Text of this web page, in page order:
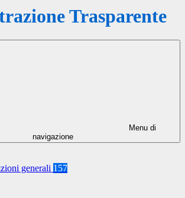
Trasparente
Menu di
navigazione
generali 157